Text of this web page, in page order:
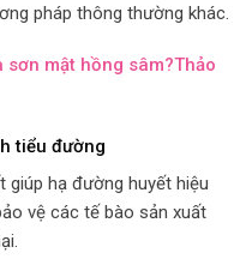
pháp thông thường khác.
sơn mật hồng sâm?Thảo
tiểu đường
hạ đường huyết hiệu
vệ các tế bào sản xuất